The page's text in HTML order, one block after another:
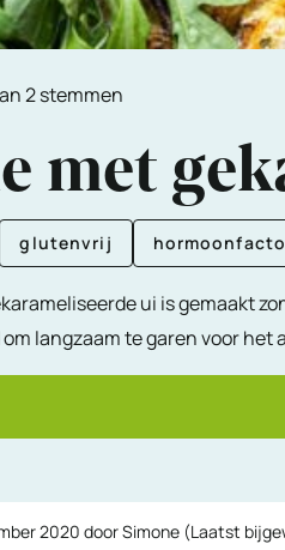
2stemmen
met
glutenvrij
ui is gemaakt
langzaam te garen voor
2020 doorSimone (Laatst